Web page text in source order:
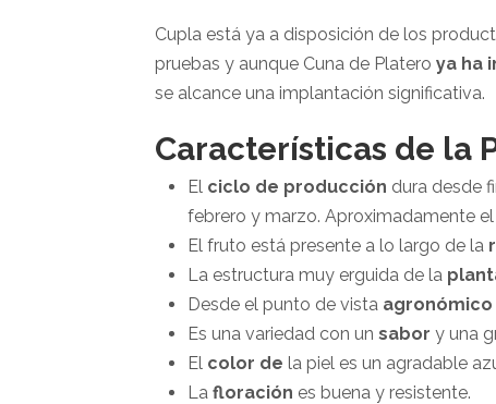
Cupla está ya a disposición de los
pruebas y aunque Cuna de Platero ya ha
se alcance una implantación significativa.
Características de la
El ciclo de producción dura desde
febrero y marzo. Aproximadamente
El fruto está presente a lo largo de la
La estructura muy erguida de la
Desde el punto de vista agronómico
Es una variedad con un sabor y una
El color de la piel es un agradable
La floración es buena y resistente.